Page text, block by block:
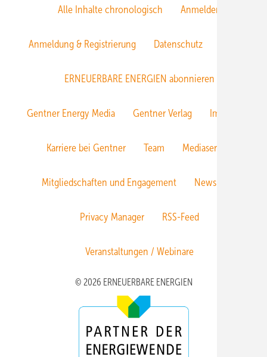
Alle Inhalte chronologisch Anmelden
Anmeldung & Registrierung Datenschutz
ERNEUERBARE ENERGIEN abonnieren
Gentner Energy Media Gentner Verlag Impressum
Karriere bei Gentner Team Mediaservice
Mitgliedschaften und Engagement Newsletter
Privacy Manager RSS-Feed
Veranstaltungen / Webinare
© 2026 ERNEUERBARE ENERGIEN